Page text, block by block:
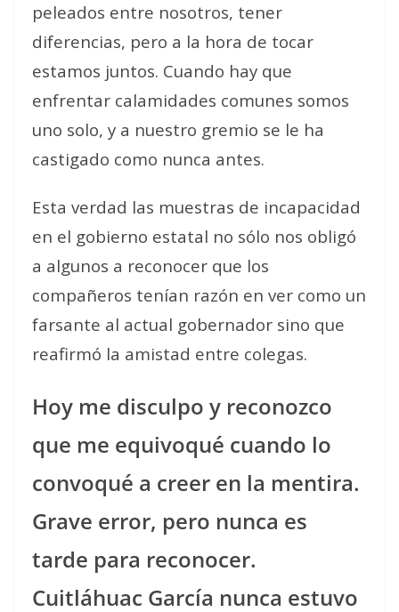
peleados entre nosotros, tener
diferencias, pero a la hora de tocar
estamos juntos. Cuando hay que
enfrentar calamidades comunes somos
uno solo, y a nuestro gremio se le ha
castigado como nunca antes.
Esta verdad las muestras de incapacidad
en el gobierno estatal no sólo nos obligó
a algunos a reconocer que los
compañeros tenían razón en ver como un
farsante al actual gobernador sino que
reafirmó la amistad entre colegas.
Hoy me disculpo y reconozco
que me equivoqué cuando lo
convoqué a creer en la mentira.
Grave error, pero nunca es
tarde para reconocer.
Cuitláhuac García nunca estuvo